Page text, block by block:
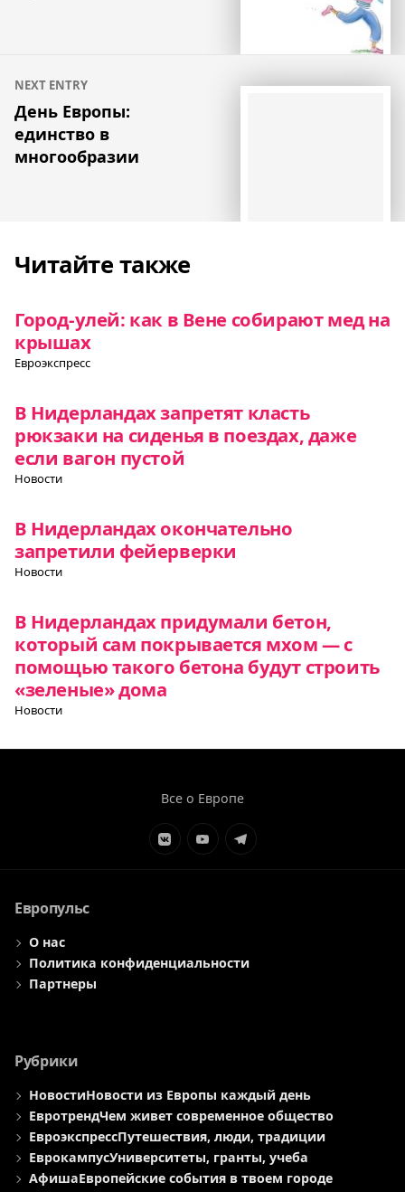
NEXT ENTRY
День Европы:
единство в
многообразии
Читайте также
Город-улей: как в Вене собирают мед на
крышах
Евроэкспресс
В Нидерландах запретят класть
рюкзаки на сиденья в поездах, даже
если вагон пустой
Новости
В Нидерландах окончательно
запретили фейерверки
Новости
В Нидерландах придумали бетон,
который сам покрывается мхом — с
помощью такого бетона будут строить
«зеленые» дома
Новости
Все о Европе
ЭлементЭлементЭлемент
Европульс
О нас
Политика конфиденциальности
Партнеры
Рубрики
НовостиНовости из Европы каждый день
ЕвротрендЧем живет современное общество
ЕвроэкспрессПутешествия, люди, традиции
ЕврокампусУниверситеты, гранты, учеба
АфишаЕвропейские события в твоем городе